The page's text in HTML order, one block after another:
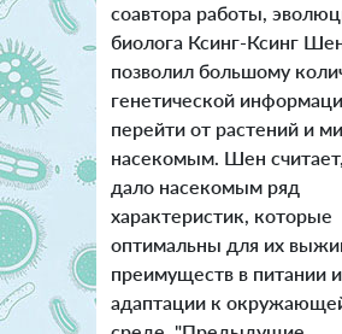
соавтора работы,
биолога Ксинг-Ксинг
позволил большому
генетической
перейти от растений и
насекомым. Шен
дало насекомым ряд
характеристик, которые
оптимальны для их
преимуществ в питании
адаптации к